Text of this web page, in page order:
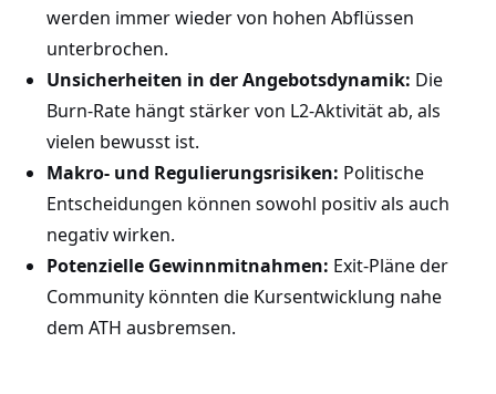
werden immer wieder von hohen Abflüssen
unterbrochen.
Unsicherheiten in der Angebotsdynamik: Die
Burn-Rate hängt stärker von L2-Aktivität ab, als
vielen bewusst ist.
Makro- und Regulierungsrisiken: Politische
Entscheidungen können sowohl positiv als auch
negativ wirken.
Potenzielle Gewinnmitnahmen: Exit-Pläne der
Community könnten die Kursentwicklung nahe
dem ATH ausbremsen.